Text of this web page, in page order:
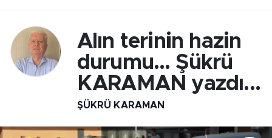
Alın terinin hazin
durumu… Şükrü
KARAMAN yazdı...
ŞÜKRÜ KARAMAN
Süper Lig Puan Durumu ve Fikstür
Tüm Manşetler
Son Dakika Haberleri
Haber Arşivi